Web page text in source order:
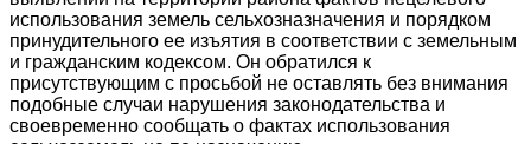
использования земель сельхозназначения и порядком
принудительного ее изъятия в соответствии с земельным
и гражданским кодексом. Он обратился к
присутствующим с просьбой не оставлять без внимания
подобные случаи нарушения законодательства и
своевременно сообщать о фактах использования